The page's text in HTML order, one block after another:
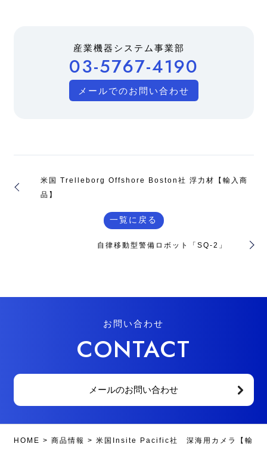
産業機器システム事業部
03-5767-4190
メールでのお問い合わせ
米国 Trelleborg Offshore Boston社 浮力材【輸入商
品】
一覧に戻る
自律移動型警備ロボット「SQ-2」
お問い合わせ
CONTACT
メールのお問い合わせ
HOME > 商品情報 > 米国Insite Pacific社 深海用カメラ【輸